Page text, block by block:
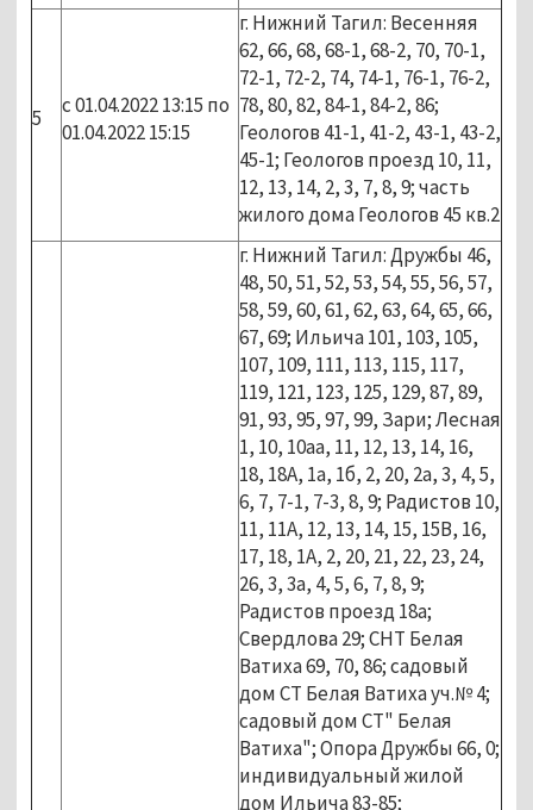
5
с 01.04.2022 13:15 по
01.04.2022 15:15
г. Нижний Тагил: Весенняя
62, 66, 68, 68-1, 68-2, 70, 70-1,
72-1, 72-2, 74, 74-1, 76-1, 76-2,
78, 80, 82, 84-1, 84-2, 86;
Геологов 41-1, 41-2, 43-1, 43-2,
45-1; Геологов проезд 10, 11,
12, 13, 14, 2, 3, 7, 8, 9; часть
жилого дома Геологов 45 кв.2
г. Нижний Тагил: Дружбы 46,
48, 50, 51, 52, 53, 54, 55, 56, 57,
58, 59, 60, 61, 62, 63, 64, 65, 66,
67, 69; Ильича 101, 103, 105,
107, 109, 111, 113, 115, 117,
119, 121, 123, 125, 129, 87, 89,
91, 93, 95, 97, 99, Зари; Лесная
1, 10, 10аа, 11, 12, 13, 14, 16,
18, 18А, 1а, 1б, 2, 20, 2а, 3, 4, 5,
6, 7, 7-1, 7-3, 8, 9; Радистов 10,
11, 11А, 12, 13, 14, 15, 15В, 16,
17, 18, 1А, 2, 20, 21, 22, 23, 24,
26, 3, 3а, 4, 5, 6, 7, 8, 9;
Радистов проезд 18а;
Свердлова 29; СНТ Белая
Ватиха 69, 70, 86; садовый
дом СТ Белая Ватиха уч.№ 4;
садовый дом СТ" Белая
Ватиха"; Опора Дружбы 66, 0;
индивидуальный жилой
дом Ильича 83-85;